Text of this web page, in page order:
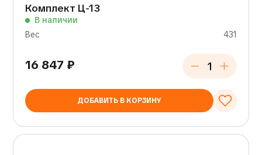
Комплект Ц-13
В наличии
Вес
431
16 847 ₽
ДОБАВИТЬ В КОРЗИНУ